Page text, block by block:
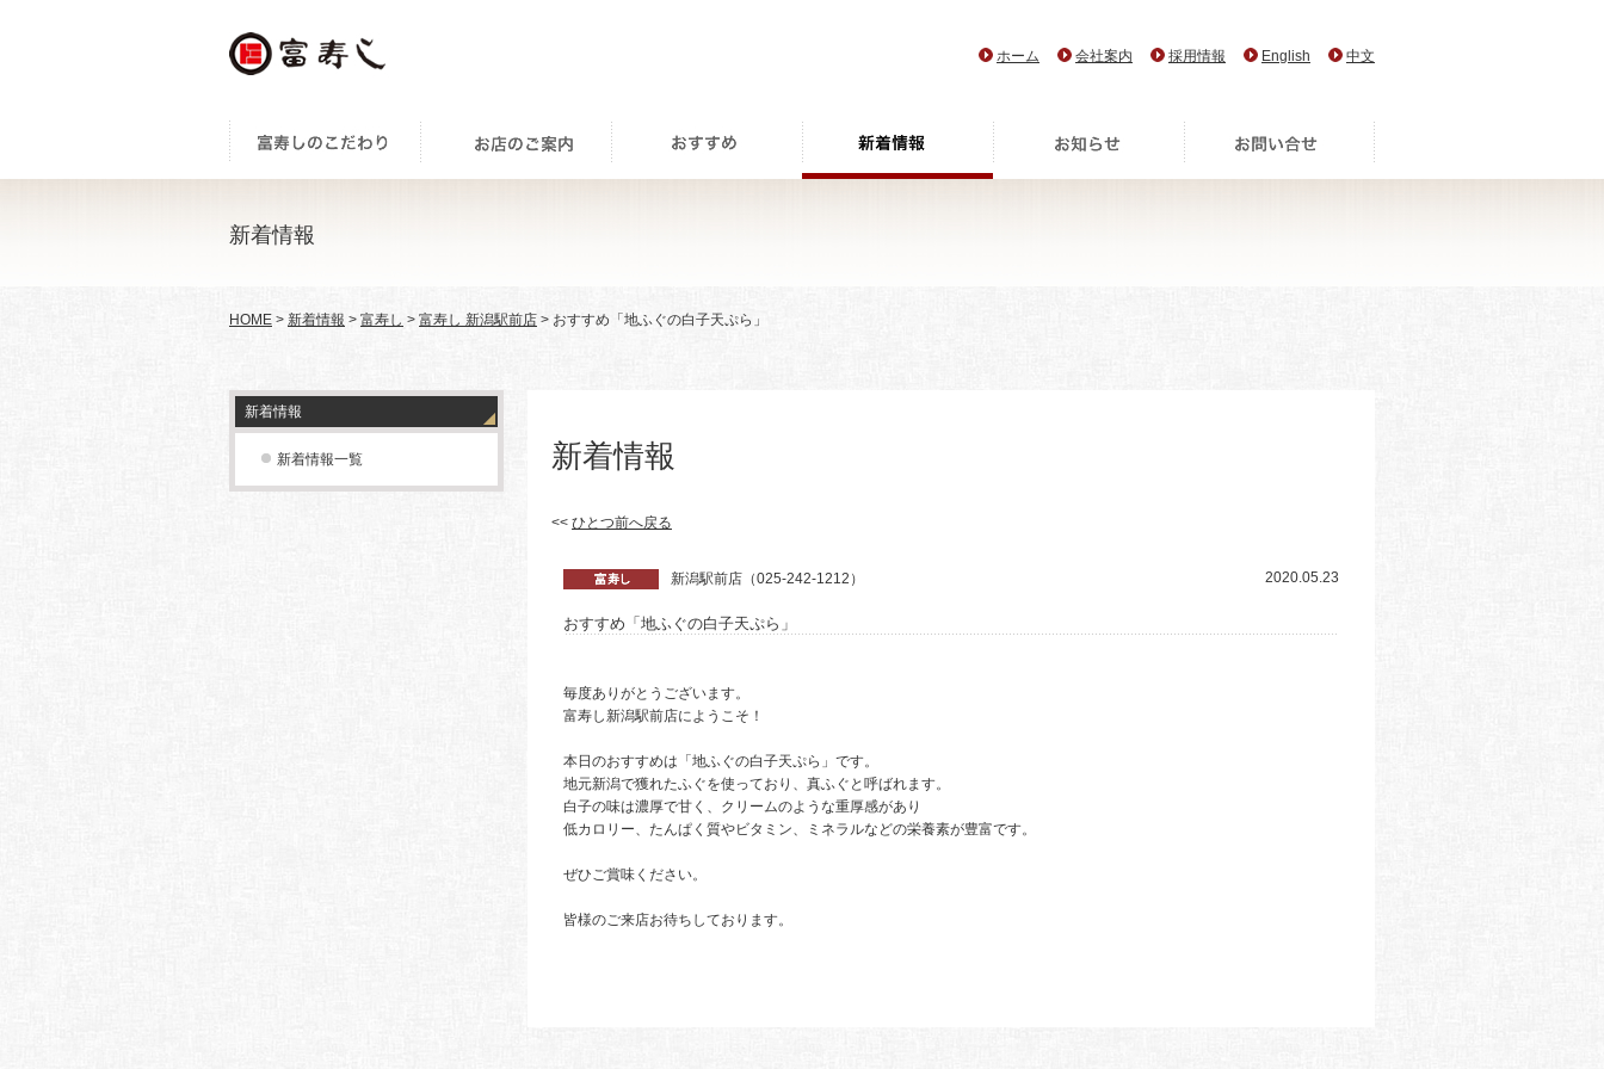
ホーム 会社案内 採用情報 English 中文
新着情報
HOME > 新着情報 > 富寿し > 富寿し 新潟駅前店 > おすすめ「地ふぐの白子天ぷら」
新着情報
新着情報一覧 新着情報
<< ひとつ前へ戻る
新潟駅前店（025-242-1212） 2020.05.23
おすすめ「地ふぐの白子天ぷら」
毎度ありがとうございます。
富寿し新潟駅前店にようこそ！
本日のおすすめは「地ふぐの白子天ぷら」です。
地元新潟で獲れたふぐを使っており、真ふぐと呼ばれます。
白子の味は濃厚で甘く、クリームのような重厚感があり
低カロリー、たんぱく質やビタミン、ミネラルなどの栄養素が豊富です。
ぜひご賞味ください。
皆様のご来店お待ちしております。